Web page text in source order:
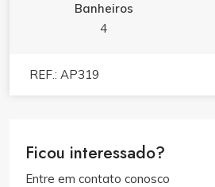
Banheiros
4
REF.: AP319
Ficou interessado?
Entre em contato conosco